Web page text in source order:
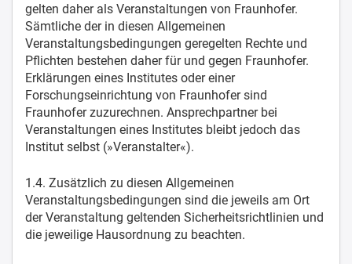
gelten daher als Veranstaltungen von Fraunhofer.
Sämtliche der in diesen Allgemeinen
Veranstaltungsbedingungen geregelten Rechte und
Pflichten bestehen daher für und gegen Fraunhofer.
Erklärungen eines Institutes oder einer
Forschungseinrichtung von Fraunhofer sind
Fraunhofer zuzurechnen. Ansprechpartner bei
Veranstaltungen eines Institutes bleibt jedoch das
Institut selbst (»Veranstalter«).
1.4. Zusätzlich zu diesen Allgemeinen
Veranstaltungsbedingungen sind die jeweils am Ort
der Veranstaltung geltenden Sicherheitsrichtlinien und
die jeweilige Hausordnung zu beachten.